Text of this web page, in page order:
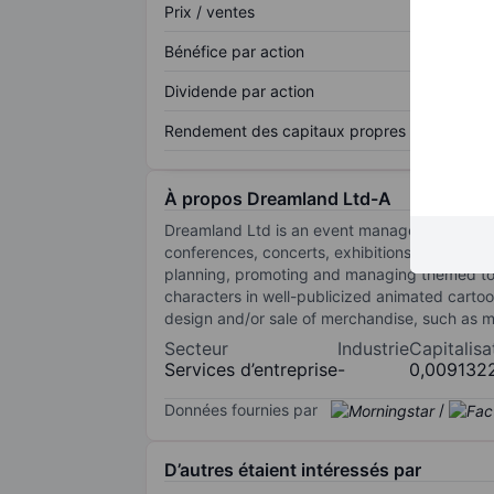
Prix / ventes
Bénéfice par action
Dividende par action
Rendement des capitaux propres
À propos Dreamland Ltd-A
Dreamland Ltd is an event management
conferences, concerts, exhibitions, charity
planning, promoting and managing themed
characters in well-publicized animated
design and/or sale of merchandise, such as
Secteur
Services d’entreprise
Industrie
-
Données fournies par /
D’autres étaient intéressés par